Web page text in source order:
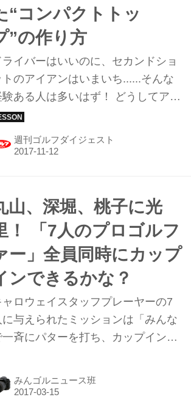
“コンパクトトッ
”の作り方
ライバーはいいのに、セカンドショ
トのアイアンはいまいち......そんな
験ある人は多いはず！ どうしてアイ
が上手く打てないのか。「多くの
きく振り上げようとしています
の近道を教えてもらった。
週刊ゴルフダイジェスト
山、深堀、桃子に光
！ 「7人のプロゴルフ
ー」全員同時にカップ
ンできるかな？
ャロウェイスタッフプレーヤーの7
に与えられたミッションは「みんな
一斉にパターを打ち、カップインす
、7人のプロたちによる大爆笑の
みんゴルニュース班